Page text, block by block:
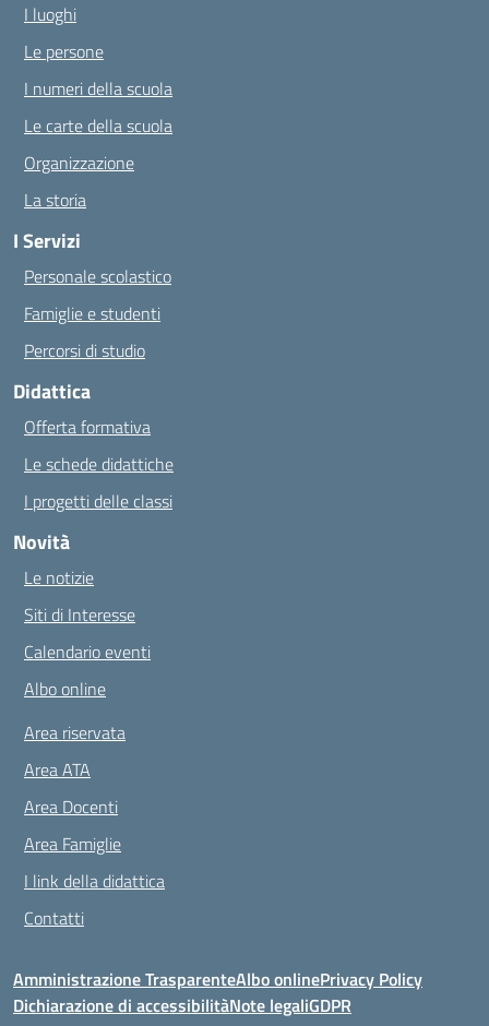
I luoghi
Le persone
I numeri della scuola
Le carte della scuola
Organizzazione
La storia
I Servizi
Personale scolastico
Famiglie e studenti
Percorsi di studio
Didattica
Offerta formativa
Le schede didattiche
I progetti delle classi
Novità
Le notizie
Siti di Interesse
Calendario eventi
Albo online
Area riservata
Area ATA
Area Docenti
Area Famiglie
I link della didattica
Contatti
Amministrazione TrasparenteAlbo onlinePrivacy Policy
Dichiarazione di accessibilitàNote legaliGDPR